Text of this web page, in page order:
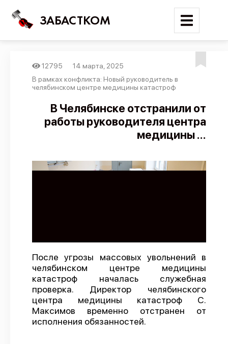
ЗАБАСТКОМ
Войти
Поиск
Новости
Карта событий
Отчеты
О проекте
Политика конфиденциальности
12795
14 марта, 2025
В рамках конфликта: Новый руководитель в
челябинском центре медицины катастроф
В Челябинске отстранили от
работы руководителя центра
медицины ...
После угрозы массовых увольнений в
челябинском центре медицины
катастроф началась служебная
проверка. Директор челябинского
центра медицины катастроф С.
Максимов временно отстранен от
исполнения обязанностей.